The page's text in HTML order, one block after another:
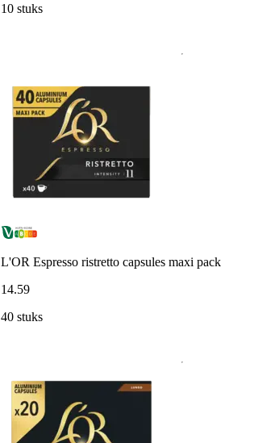
10 stuks
L'OR Espresso ristretto capsules maxi pack
14.59
40 stuks